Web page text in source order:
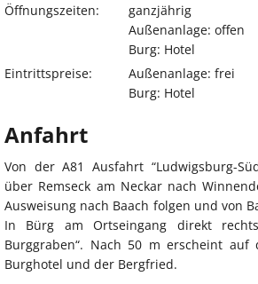
Öffnungszeiten:
ganzjährig
Außenanlage: offen
Burg: Hotel
Eintrittspreise:
Außenanlage: frei
Burg: Hotel
Anfahrt
Von der A81 Ausfahrt “Ludwigsburg-
über Remseck am Neckar nach
Ausweisung nach Baach folgen und von
In Bürg am Ortseingang direkt
Burggraben“. Nach 50 m erscheint auf
Burghotel und der Bergfried.